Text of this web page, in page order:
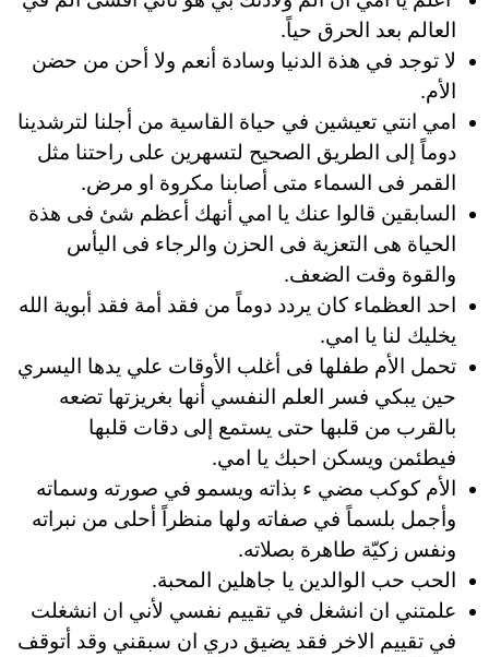
العالم بعد الحرق حياً.
لا توجد في هذة الدنيا وسادة أنعم ولا أحن من حضن
الأم.
امي انتي تعيشين في حياة القاسية من أجلنا لترشدينا
دوماً إلى الطريق الصحيح لتسهرين على راحتنا مثل
القمر فى السماء متى أصابنا مكروة او مرض.
السابقين قالوا عنك يا امي أنهك أعظم شئ فى هذة
الحياة هى التعزية فى الحزن والرجاء فى اليأس
والقوة وقت الضعف.
احد العظماء كان يردد دوماً من فقد أمة فقد أبوية الله
يخليك لنا يا امي.
تحمل الأم طفلها فى أغلب الأوقات علي يدها اليسري
حين يبكي فسر العلم النفسي أنها بغريزتها تضعه
بالقرب من قلبها حتى يستمع إلى دقات قلبها
فيطئمن ويسكن احبك يا امي.
الأم كوكب مضي ء بذاته ويسمو في صورته وسماته
وأجمل بلسماً في صفاته ولها منظراً أحلى من نبراته
ونفس زكيّة طاهرة بصلاته.
الحب حب الوالدين يا جاهلين المحبة.
علمتني ان انشغل في تقييم نفسي لأني ان انشغلت
في تقييم الاخر فقد يضيق دري ان سبقني وقد أتوقف